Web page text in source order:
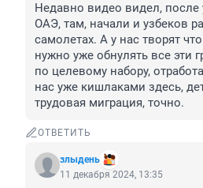
Недавно видео видел, после
ОАЭ, там, начали и узбеков
самолетах. А у нас творят
нужно уже обнулять все эти
по целевому набору,
нас уже кишлаками здесь,
трудовая миграция, точно.
ОТВЕТИТЬ
злыдень
11 декабря 2024, 13:35